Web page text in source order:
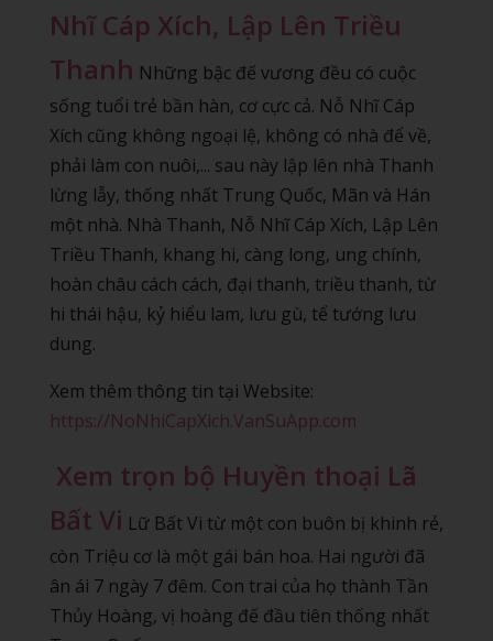
Nhĩ Cáp Xích, Lập Lên Triều
Thanh Những bậc đế vương đều có cuộc
sống tuổi trẻ bần hàn, cơ cực cả. Nỗ Nhĩ Cáp
Xích cũng không ngoại lệ, không có nhà để về,
phải làm con nuôi,... sau này lập lên nhà Thanh
lừng lẫy, thống nhất Trung Quốc, Mãn và Hán
một nhà. Nhà Thanh, Nỗ Nhĩ Cáp Xích, Lập Lên
Triều Thanh, khang hi, càng long, ung chính,
hoàn châu cách cách, đại thanh, triều thanh, từ
hi thái hậu, kỷ hiểu lam, lưu gù, tể tướng lưu
dung.
Xem thêm thông tin tại Website:
https://NoNhiCapXich.VanSuApp.com
Xem trọn bộ Huyền thoại Lã
Bất Vi Lữ Bất Vi từ một con buôn bị khinh rẻ,
còn Triệu cơ là một gái bán hoa. Hai người đã
ân ái 7 ngày 7 đêm. Con trai của họ thành Tần
Thủy Hoàng, vị hoàng đế đầu tiên thống nhất